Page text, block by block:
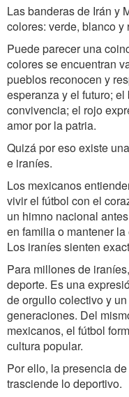
Las banderas de Irán y
colores: verde, blanco y
Puede parecer una
colores se encuentran
pueblos reconocen y
esperanza y el futuro;
convivencia; el rojo
amor por la patria.
Quizá por eso existe
e iraníes.
Los mexicanos
vivir el fútbol con el
un himno nacional
en familia o mantener
Los iraníes sienten
Para millones de
deporte. Es una
de orgullo colectivo y
generaciones. Del
mexicanos, el fútbol
cultura popular.
Por ello, la presencia
trasciende lo deportivo.